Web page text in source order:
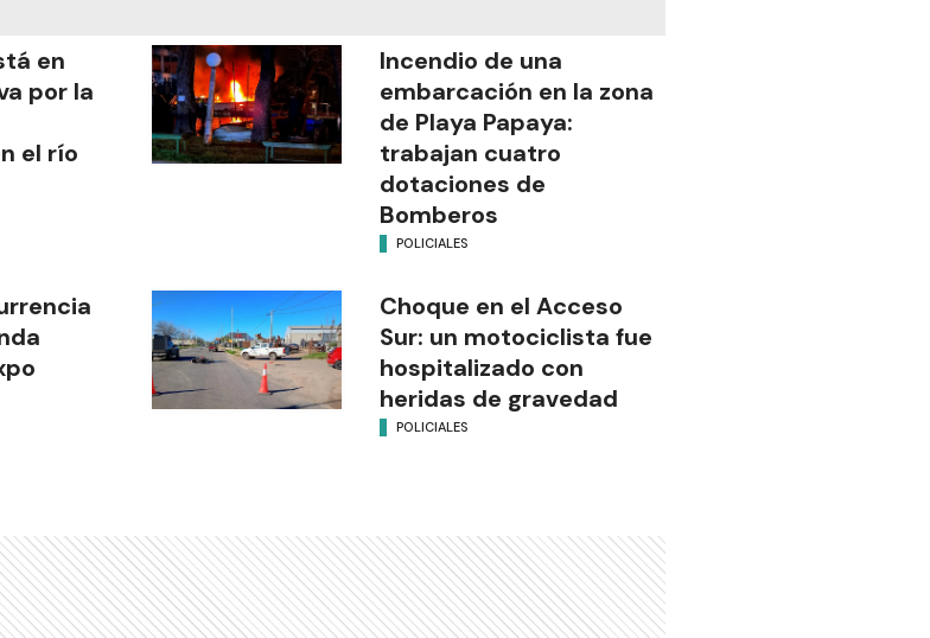
en
por la
el río
Incendio de una
embarcación en la zona
de Playa Papaya:
trabajan cuatro
dotaciones de
Bomberos
POLICIALES
Choque en el Acceso
Sur: un motociclista fue
hospitalizado con
heridas de gravedad
POLICIALES